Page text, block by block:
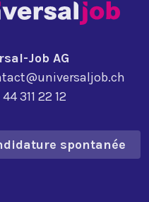
Job AG
311 22 12
spontanée